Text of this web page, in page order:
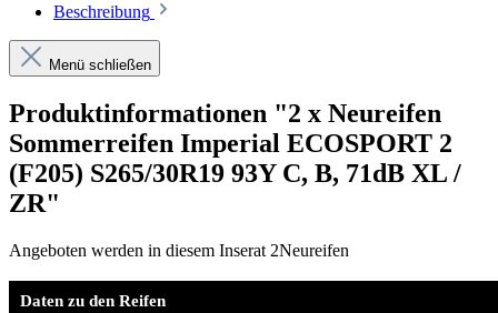
Beschreibung
Menü schließen
Produktinformationen "2 x Neureifen
Sommerreifen Imperial ECOSPORT 2
(F205) S265/30R19 93Y C, B, 71dB XL /
ZR"
Angeboten werden in diesem Inserat 2Neureifen
Daten zu den Reifen